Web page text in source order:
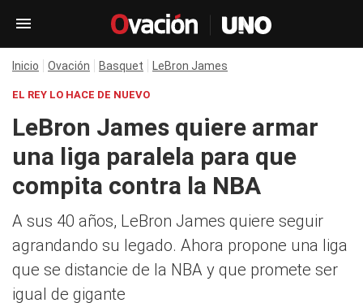
Inicio Ovación Basquet LeBron James
EL REY LO HACE DE NUEVO
LeBron James quiere armar
una liga paralela para que
compita contra la NBA
A sus 40 años, LeBron James quiere seguir
agrandando su legado. Ahora propone una liga
que se distancie de la NBA y que promete ser
igual de gigante